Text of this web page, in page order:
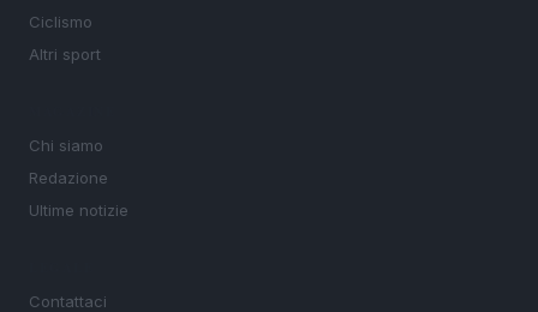
Ciclismo
Altri sport
Chi siamo
Redazione
Ultime notizie
Contattaci